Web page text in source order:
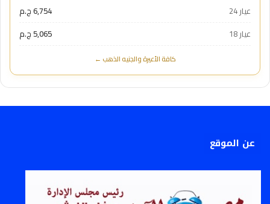
عيار 24
6,754 ج.م
عيار 18
5,065 ج.م
كافة الأعيرة والجنيه الذهب ←
عن الموقع